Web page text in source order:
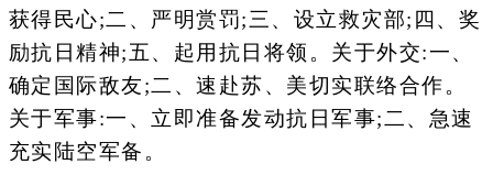
获得民心;二、严明赏罚;三、设立救灾部;四、奖
励抗日精神;五、起用抗日将领。关于外交:一、
确定国际敌友;二、速赴苏、美切实联络合作。
关于军事:一、立即准备发动抗日军事;二、急速
充实陆空军备。